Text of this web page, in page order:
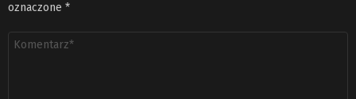
oznaczone *
Komentarz